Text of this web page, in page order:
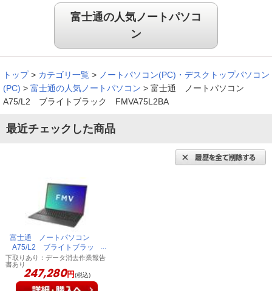
富士通の人気ノートパソコ
ン
トップ > カテゴリ一覧 > ノートパソコン(PC)・デスクトップパソコン
(PC) > 富士通の人気ノートパソコン > 富士通 ノートパソコン
A75/L2 ブライトブラック FMVA75L2BA
最近チェックした商品
富士通 ノートパソコン
A75/L2 ブライトブラッ
ク FMVA75L2BA
下取りあり：データ消去作業報告
書あり
247,280円(税込)